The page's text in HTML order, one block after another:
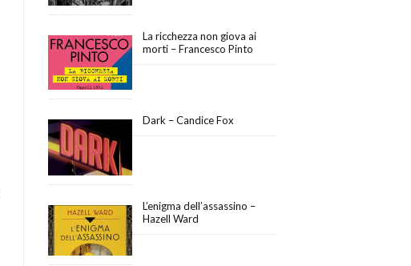
La ricchezza non giova ai
morti – Francesco Pinto
Dark – Candice Fox
L’enigma dell’assassino –
Hazell Ward